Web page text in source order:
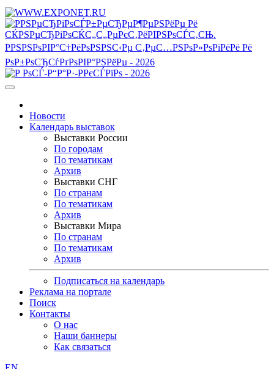
Новости
Календарь выставок
Выставки России
По городам
По тематикам
Архив
Выставки СНГ
По странам
По тематикам
Архив
Выставки Мира
По странам
По тематикам
Архив
Подписаться на календарь
Реклама на портале
Поиск
Контакты
О нас
Наши баннеры
Как связаться